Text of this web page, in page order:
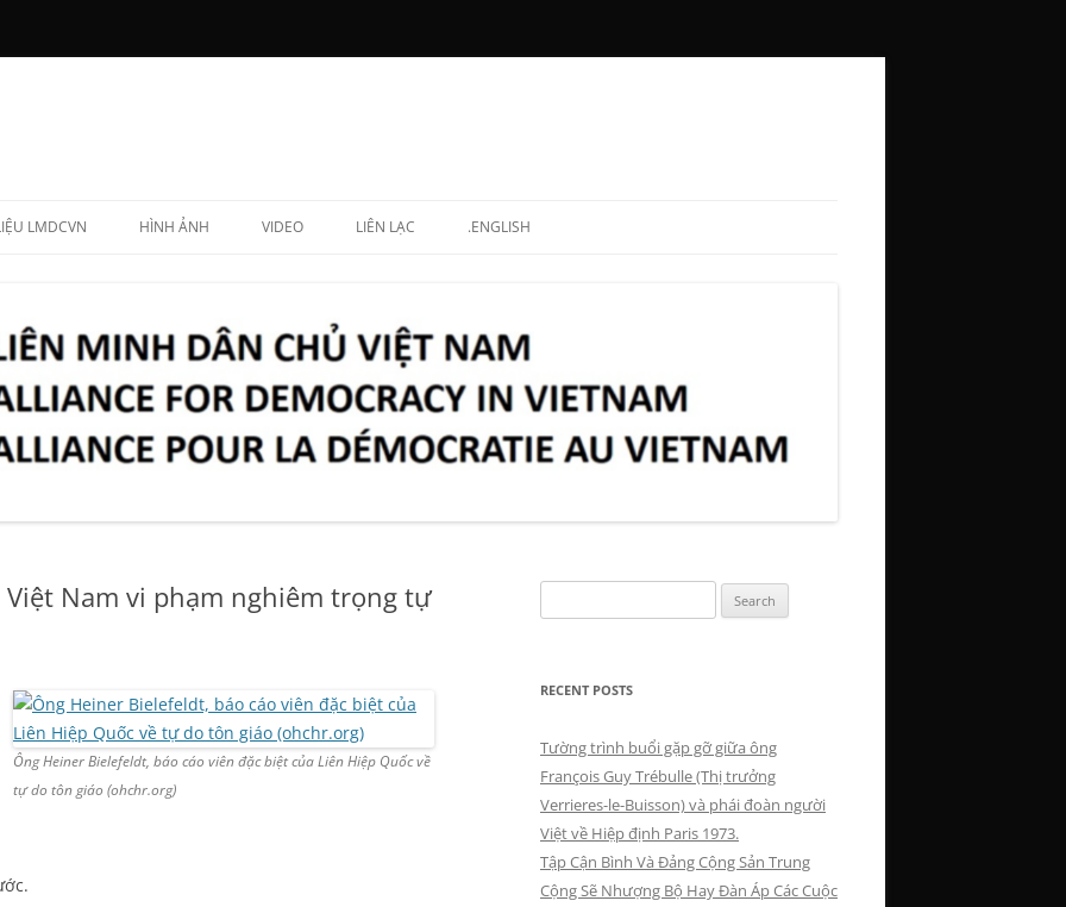
LMDCVN
LẬP VIÊN
HÌNH ẢNH VIDEO LIÊN LẠC .ENGLISH
Việt Nam vi phạm nghiêm trọng tự
Ông Heiner Bielefeldt, báo cáo viên đặc biệt của Liên Hiệp Quốc về
tự do tôn giáo (ohchr.org)
for:
RECENT POSTS
Tường trình buổi gặp gỡ giữa ông
François Guy Trébulle (Thị trưởng
Verrieres-le-Buisson) và phái đoàn người
Việt về Hiệp định Paris 1973.
Tập Cận Bình Và Đảng Cộng Sản Trung
Cộng Sẽ Nhượng Bộ Hay Đàn Áp Các Cuộc